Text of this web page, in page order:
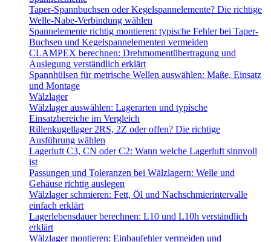
Taper-Spannbuchsen oder Kegelspannelemente? Die richtige
Welle-Nabe-Verbindung wählen
Spannelemente richtig montieren: typische Fehler bei Taper-
Buchsen und Kegelspannelementen vermeiden
CLAMPEX berechnen: Drehmomentübertragung und
Auslegung verständlich erklärt
Spannhülsen für metrische Wellen auswählen: Maße, Einsatz
und Montage
Wälzlager
Wälzlager auswählen: Lagerarten und typische
Einsatzbereiche im Vergleich
Rillenkugellager 2RS, 2Z oder offen? Die richtige
Ausführung wählen
Lagerluft C3, CN oder C2: Wann welche Lagerluft sinnvoll
ist
Passungen und Toleranzen bei Wälzlagern: Welle und
Gehäuse richtig auslegen
Wälzlager schmieren: Fett, Öl und Nachschmierintervalle
einfach erklärt
Lagerlebensdauer berechnen: L10 und L10h verständlich
erklärt
Wälzlager montieren: Einbaufehler vermeiden und